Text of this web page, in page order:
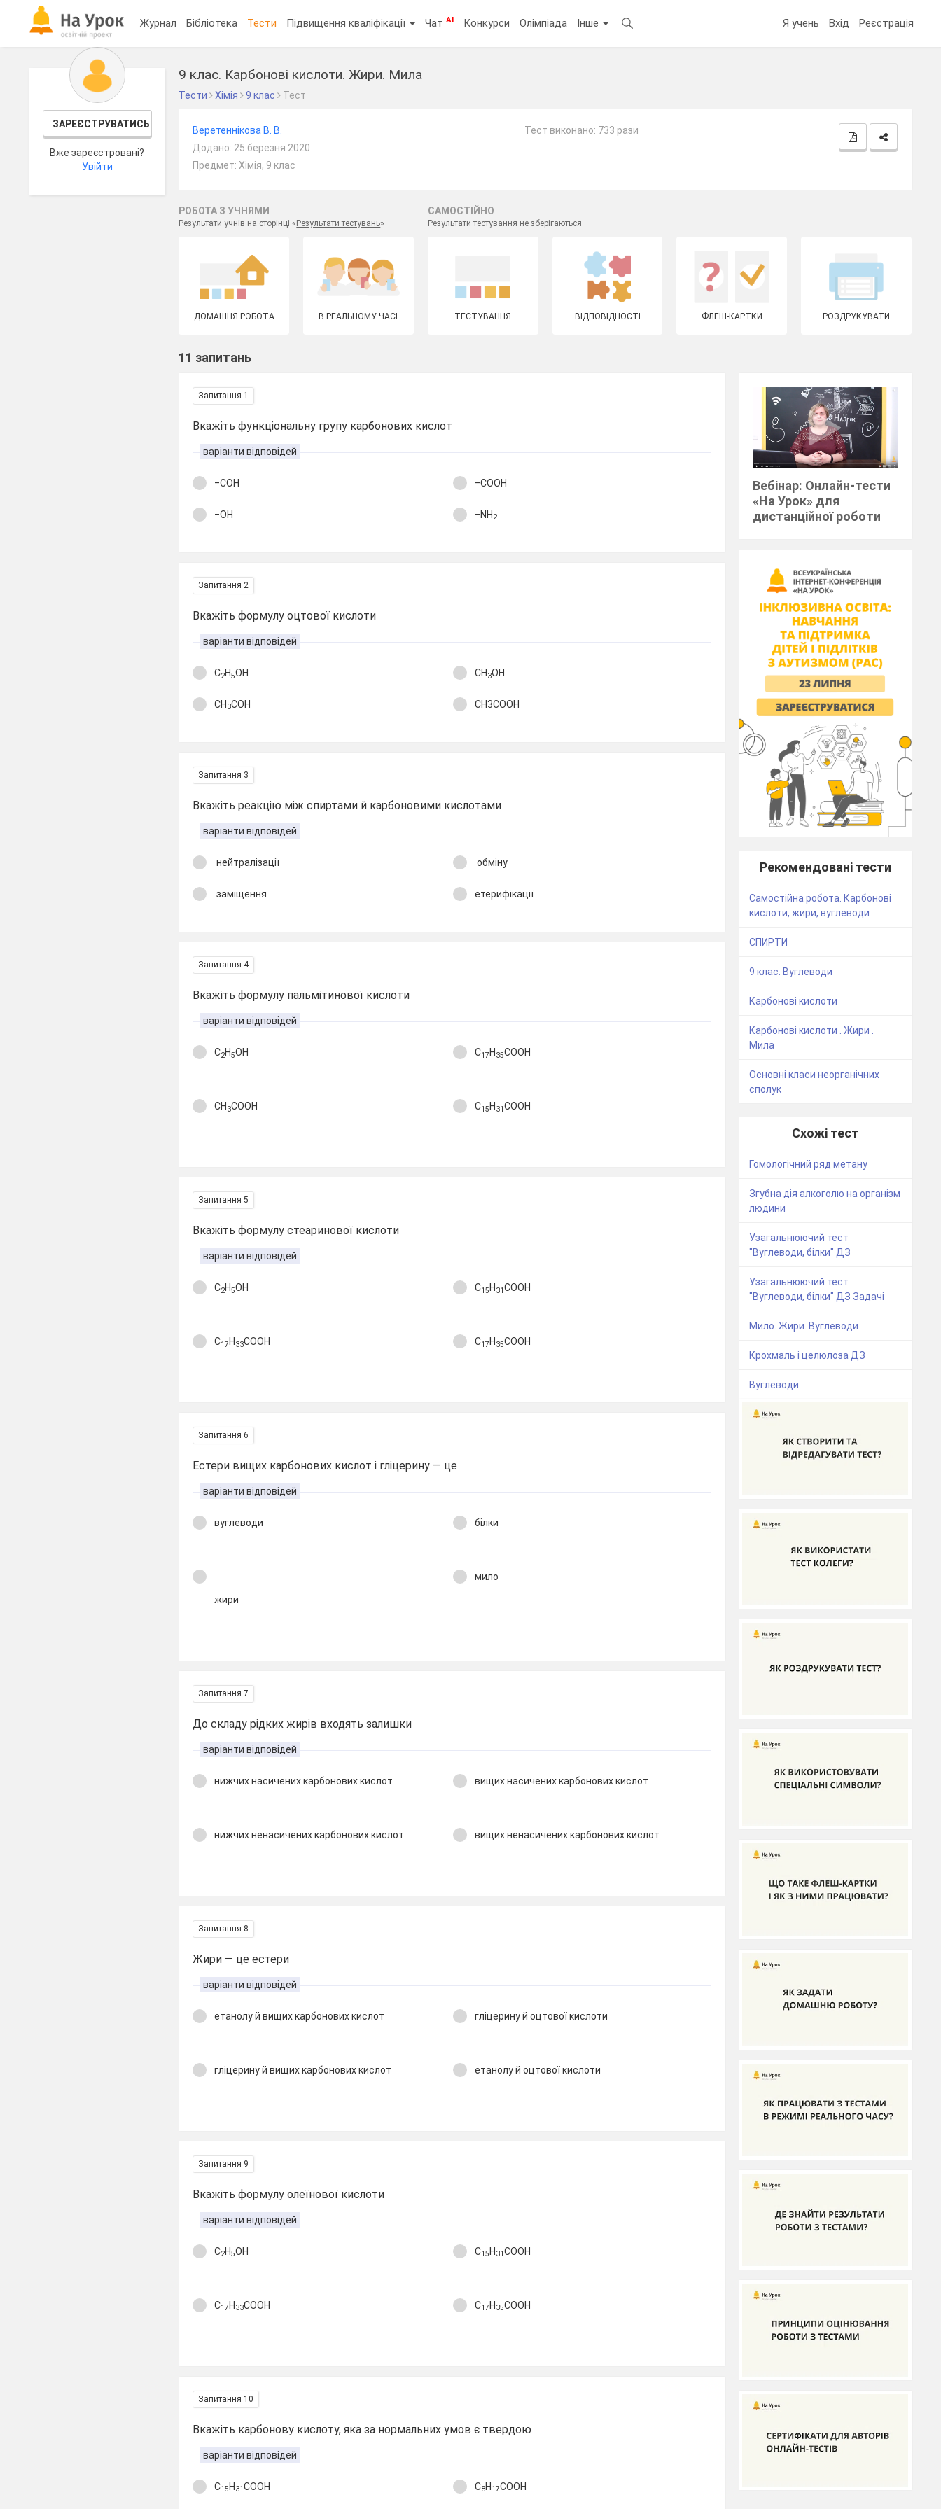
Журнал Бібліотека Тести Підвищення кваліфікації ЧатAI Конкурси Олімпіада Інше Я учень Вхід Реєстрація
ЗАРЕЄСТРУВАТИСЬ
Вже зареєстровані?
Увійти
9 клас. Карбонові кислоти. Жири. Мила
Тести Хімія 9 клас Тест
Веретеннікова В. В.
Додано: 25 березня 2020
Предмет: Хімія, 9 клас
Тест виконано: 733 рази
РОБОТА З УЧНЯМИ
Результати учнів на сторінці « Результати тестувань»
САМОСТІЙНО
Результати тестування не зберігаються
ДОМАШНЯ РОБОТА В РЕАЛЬНОМУ ЧАСІ ТЕСТУВАННЯ ВІДПОВІДНОСТІ ФЛЕШ-КАРТКИ РОЗДРУКУВАТИ
11 запитань
Запитання 1
Вкажіть функціональну групу карбонових кислот
варіанти відповідей
‒COH ‒COOH
‒OH ‒NH2
Запитання 2
Вкажіть формулу оцтової кислоти
варіанти відповідей
C2H5OH CH 3OH
CH3COH CH3COOH
Запитання 3
Вкажіть реакцію між спиртами й карбоновими кислотами
варіанти відповідей
нейтралізації обміну
заміщення етерифікації
Запитання 4
Вкажіть формулу пальмітинової кислоти
варіанти відповідей
C2H5OH C17 H 35COOH
CH 3COOH C15 H 31COOH
Запитання 5
Вкажіть формулу стеаринової кислоти
варіанти відповідей
C2H5OH C15 H 31COOH
C17H 33COOH C17 H 35COOH
Запитання 6
Естери вищих карбонових кислот і гліцерину — це
варіанти відповідей
вуглеводи білки
жири
мило
Запитання 7
До складу рідких жирів входять залишки
варіанти відповідей
нижчих насичених карбонових кислот вищих насичених карбонових кислот
нижчих ненасичених карбонових кислот вищих ненасичених карбонових кислот
Запитання 8
Жири — це естери
варіанти відповідей
етанолу й вищих карбонових кислот гліцерину й оцтової кислоти
гліцерину й вищих карбонових кислот етанолу й оцтової кислоти
Запитання 9
Вкажіть формулу олеїнової кислоти
варіанти відповідей
C2H5OH C15H31COOH
C17H33COOH C17H35COOH
Запитання 10
Вкажіть карбонову кислоту, яка за нормальних умов є твердою
варіанти відповідей
C15H31COOH C8H17COOH
Вебінар: Онлайн-тести
«На Урок» для
дистанційної роботи
Рекомендовані тести
Самостійна робота. Карбонові
кислоти, жири, вуглеводи
СПИРТИ
9 клас. Вуглеводи
Карбонові кислоти
Карбонові кислоти . Жири .
Мила
Основні класи неорганічних
сполук
Схожі тест
Гомологічний ряд метану
Згубна дія алкоголю на організм
людини
Узагальнюючий тест
"Вуглеводи, білки" ДЗ
Узагальнюючий тест
"Вуглеводи, білки" ДЗ Задачі
Мило. Жири. Вуглеводи
Крохмаль і целюлоза ДЗ
Вуглеводи